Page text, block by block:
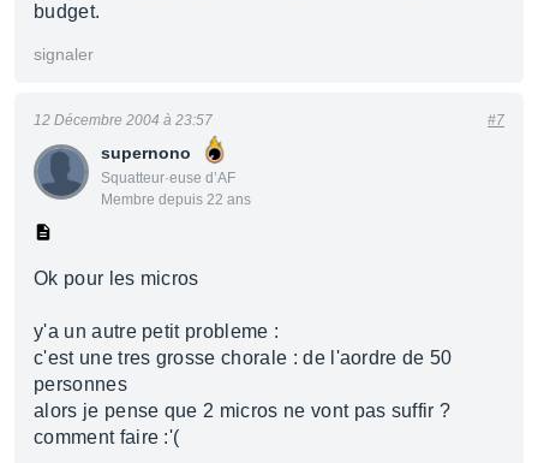
budget.
signaler
supernono
Squatteur·euse d’AF
Membre depuis 22 ans
12 Décembre 2004 à 23:57 #7
Ok pour les micros
y'a un autre petit probleme :
c'est une tres grosse chorale : de l'aordre de 50
personnes
alors je pense que 2 micros ne vont pas suffir ?
comment faire :'(